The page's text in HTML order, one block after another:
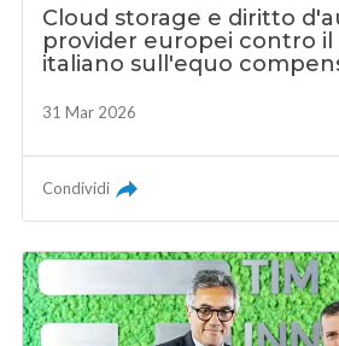
Cloud storage e diritto
provider europei contro
italiano sull'equo
31 Mar 2026
Condividi